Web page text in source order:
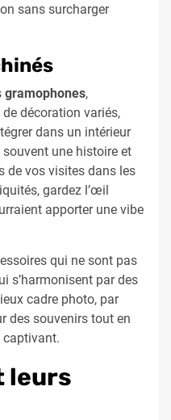
sans surcharger
gramophones,
décoration variés,
dans un intérieur
une histoire et
de vos visites dans les
gardez l’œil
apporter une vibe
qui ne sont pas
s’harmonisent par des
cadre photo, par
des souvenirs tout en
captivant.
leurs